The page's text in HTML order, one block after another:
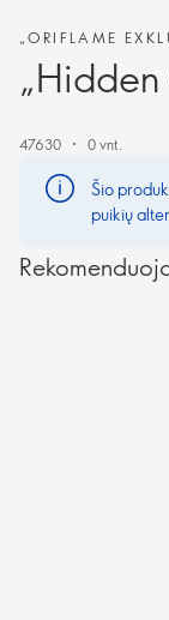
„ORIFLAME
47630 0 vnt.
Šio
puikių